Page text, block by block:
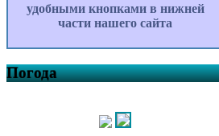
удобными кнопками в нижней
части нашего сайта
Погода